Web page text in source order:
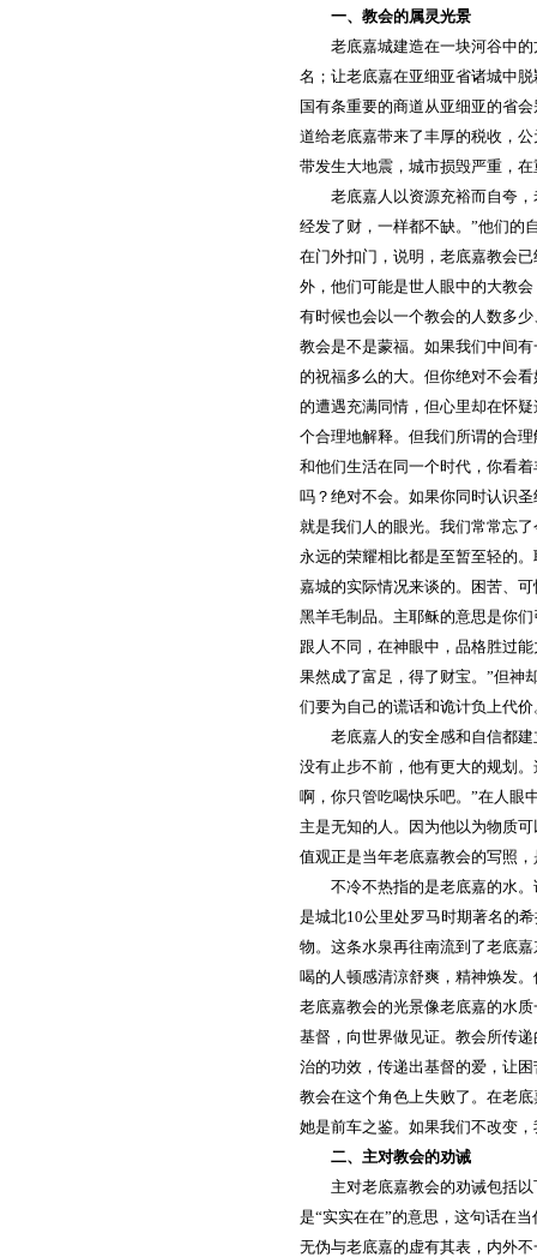
一、教会的属灵光景
老底嘉城建造在一块河谷中
名；让老底嘉在亚细亚省诸城中
国有条重要的商道从亚细亚的省
道给老底嘉带来了丰厚的税收，
带发生大地震，城市损毁严重，
老底嘉人以资源充裕而自夸
经发了财，一样都不缺。”他们的
在门外扣门，说明，老底嘉教会
外，他们可能是世人眼中的大教
有时候也会以一个教会的人数多
教会是不是蒙福。如果我们中间
的祝福多么的大。但你绝对不会
的遭遇充满同情，但心里却在怀
个合理地解释。但我们所谓的合
和他们生活在同一个时代，你看
吗？绝对不会。如果你同时认识
就是我们人的眼光。我们常常忘
永远的荣耀相比都是至暂至轻的
嘉城的实际情况来谈的。困苦、
黑羊毛制品。主耶稣的意思是你
跟人不同，在神眼中，品格胜过
果然成了富足，得了财宝。”但神
们要为自己的谎话和诡计负上代价
老底嘉人的安全感和自信都
没有止步不前，他有更大的规划
啊，你只管吃喝快乐吧。”在人眼
主是无知的人。因为他以为物质
值观正是当年老底嘉教会的写照
不冷不热指的是老底嘉的水
是城北10公里处罗马时期著名的
物。这条水泉再往南流到了老底
喝的人顿感清涼舒爽，精神焕发
老底嘉教会的光景像老底嘉的水
基督，向世界做见证。教会所传
治的功效，传递出基督的爱，让
教会在这个角色上失败了。在老
她是前车之鉴。如果我们不改变
二、主对教会的劝诫
主对老底嘉教会的劝诫包括
是“实实在在”的意思，这句话在
无伪与老底嘉的虚有其表，内外